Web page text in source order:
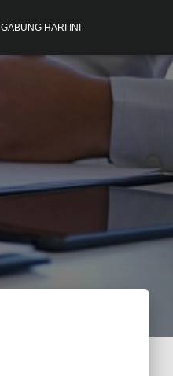
GABUNG HARI INI